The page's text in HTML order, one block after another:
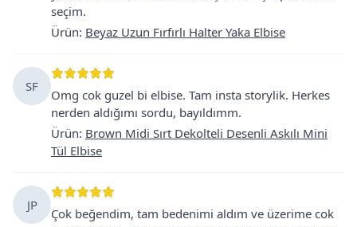
seçim.
Ürün: Beyaz Uzun Fırfırlı Halter Yaka Elbise
SF
Omg cok guzel bi elbise. Tam insta storylik. Herkes
nerden aldığımı sordu, bayıldımm.
Ürün: Brown Midi Sırt Dekolteli Desenli Askılı Mini
Tül Elbise
JP
Çok beğendim, tam bedenimi aldım ve üzerime cok